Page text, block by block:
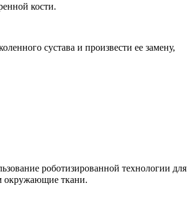
кости.
сустава и произвести ее замену,
роботизированной технологии для
окружающие ткани.